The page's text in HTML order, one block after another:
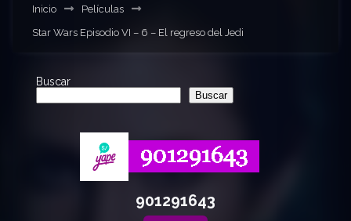
Inicio
Películas
Star Wars Episodio VI – 6 – El regreso del Jedi
Buscar
Buscar
901291643